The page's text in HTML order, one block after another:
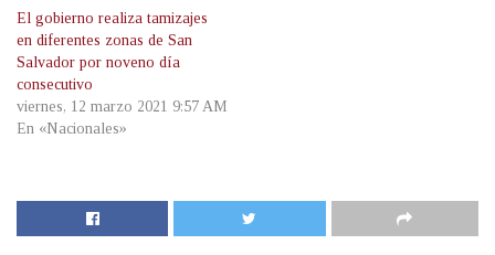
El gobierno realiza tamizajes
en diferentes zonas de San
Salvador por noveno día
consecutivo
viernes, 12 marzo 2021 9:57 AM
En «Nacionales»